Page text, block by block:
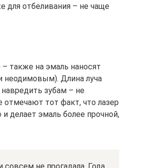
для отбеливания – не чаще
также на эмаль наносят
неодимовым). Длина луча
зубам – не
тот факт, что лазер
делает эмаль более прочной,